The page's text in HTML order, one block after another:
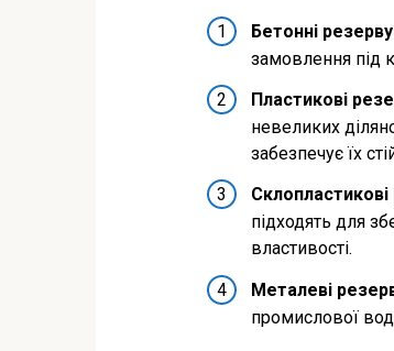
Бетонні
замовлення під
Пластикові
невеликих
забезпечує їх
підходять для
властивості.
Металеві
промислової